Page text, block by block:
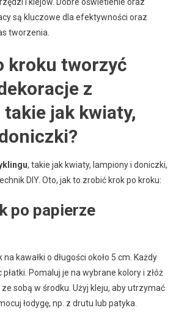
są kluczowe dla efektywności oraz
tworzenia.
kroku tworzyć
z
jak kwiaty,
, takie jak kwiaty, lampiony i doniczki,
DIY. Oto, jak to zrobić krok po kroku:
po papierze
kawałki o długości około 5 cm. Każdy
Pomaluj je na wybrane kolory i złóż
sobą w środku. Użyj kleju, aby utrzymać
łodygę, np. z drutu lub patyka.